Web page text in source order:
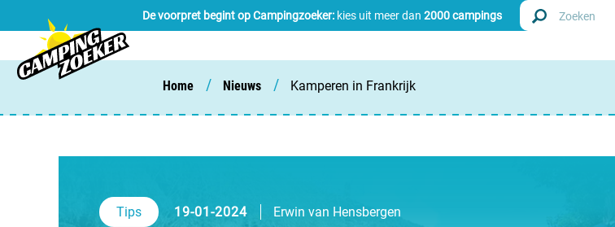
De voorpret begint op Campingzoeker: kies uit meer dan 2000 campings
Home / Nieuws / Kamperen in Frankrijk
Tips 19-01-2024 Erwin van Hensbergen